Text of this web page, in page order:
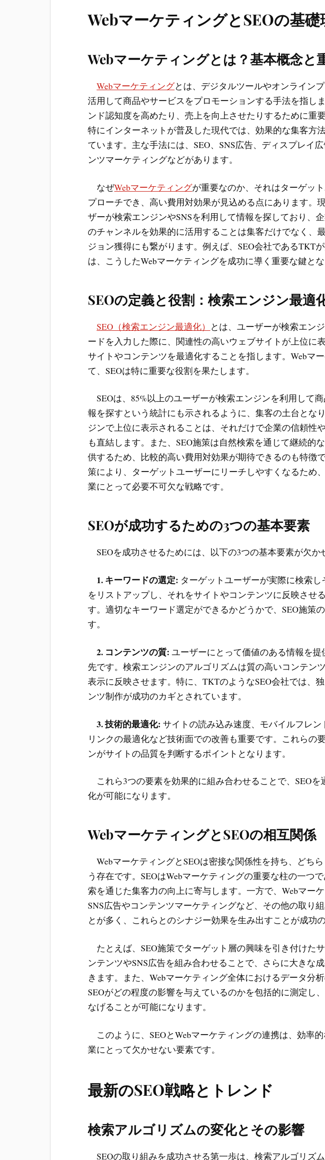
WebマーケティングとSEOの基礎
Webマーケティングとは？基本概念と
Webマーケティングとは、デジタルツールやオンライン
活用して商品やサービスをプロモーションする手法を指し
ンド認知度を高めたり、売上を向上させたりするために重要
特にインターネットが普及した現代では、効果的な集客方
ています。主な手法には、SEO、SNS広告、ディスプレイ
ンツマーケティングなどがあります。
なぜWebマーケティングが重要なのか、それはターゲッ
プローチでき、高い費用対効果が見込める点にあります。
ザーが検索エンジンやSNSを利用して情報を探しており、
のチャンネルを効果的に活用することは集客だけでなく、
ジョン獲得にも繋がります。例えば、SEO会社であるTKT
は、こうしたWebマーケティングを成功に導く重要な鍵とな
SEOの定義と役割：検索エンジン最適
SEO（検索エンジン最適化） とは、ユーザーが検索エン
ードを入力した際に、関連性の高いウェブサイトが上位に表
サイトやコンテンツを最適化することを指します。Webマ
て、SEOは特に重要な役割を果たします。
SEOは、85%以上のユーザーが検索エンジンを利用して
報を探すという統計にも示されるように、集客の土台とな
ジンで上位に表示されることは、それだけで企業の信頼性
も直結します。また、SEO施策は自然検索を通じて継続的
供するため、比較的高い費用対効果が期待できるのも特徴
策により、ターゲットユーザーにリーチしやすくなるため
業にとって必要不可欠な戦略です。
SEOが成功するための3つの基本要素
SEOを成功させるためには、以下の3つの基本要素が欠か
1. キーワードの選定: ターゲットユーザーが実際に検索し
をリストアップし、それをサイトやコンテンツに反映させ
す。適切なキーワード選定ができるかどうかで、SEO施策
す。
2. コンテンツの質: ユーザーにとって価値のある情報を提
先です。検索エンジンのアルゴリズムは質の高いコンテン
表示に反映させます。特に、TKTのようなSEO会社では、
ンツ制作が成功のカギとされています。
3. 技術的最適化: サイトの読み込み速度、モバイルフレン
リンクの最適化など技術面での改善も重要です。これらの
ンがサイトの品質を判断するポイントとなります。
これら3つの要素を効果的に組み合わせることで、SEOを
化が可能になります。
WebマーケティングとSEOの相互関係
WebマーケティングとSEOは密接な関係性を持ち、どち
う存在です。SEOはWebマーケティングの重要な柱の一つ
索を通じた集客力の向上に寄与します。一方で、Webマー
SNS広告やコンテンツマーケティングなど、その他の取り
とが多く、これらとのシナジー効果を生み出すことが成功
たとえば、SEO施策でターゲット層の興味を引き付けた
ンテンツやSNS広告を組み合わせることで、さらに大きな
きます。また、Webマーケティング全体におけるデータ分析
SEOがどの程度の影響を与えているのかを包括的に測定し
なげることが可能になります。
このように、SEOとWebマーケティングの連携は、効率
業にとって欠かせない要素です。
最新のSEO戦略とトレンド
検索アルゴリズムの変化とその影響
SEOの取り組みを成功させる第一歩は、検索アルゴリズ